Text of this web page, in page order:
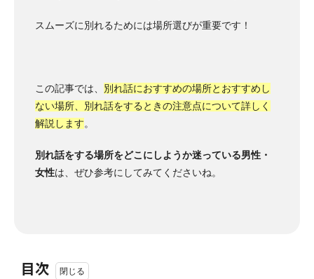
スムーズに別れるためには場所選びが重要です！
この記事では、 別れ話におすすめの場所とおすすめし
ない場所、別れ話をするときの注意点について詳しく
解説します。
別れ話をする場所をどこにしようか迷っている男性・
女性は、ぜひ参考にしてみてくださいね。
目次